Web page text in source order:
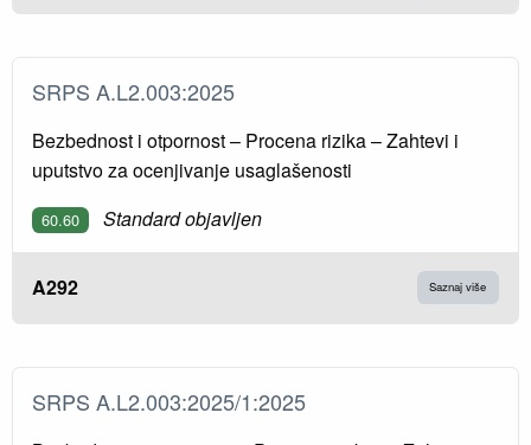
SRPS A.L2.003:2025
Bezbednost i otpornost – Procena rizika – Zahtevi i
uputstvo za ocenjivanje usaglašenosti
60.60 Standard objavljen
A292 Saznaj više
SRPS A.L2.003:2025/1:2025